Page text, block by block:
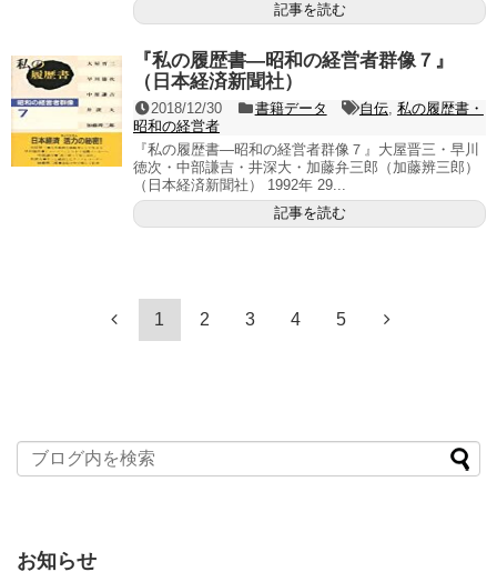
記事を読む
『私の履歴書―昭和の経営者群像７』
（日本経済新聞社）
2018/12/30 書籍データ 自伝, 私の履歴書・
昭和の経営者
『私の履歴書―昭和の経営者群像７』大屋晋三・早川
徳次・中部謙吉・井深大・加藤弁三郎（加藤辨三郎）
（日本経済新聞社） 1992年 29...
記事を読む
1 2 3 4 5
お知らせ